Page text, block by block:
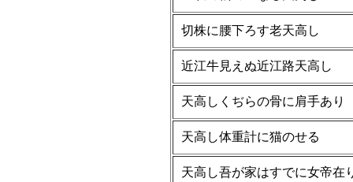
切株に腰下ろす老天高し
近江牛見えぬ近江路天高し
天高しくぢらの骨に肩手あり
天高し体重計に猫のせる
天高し吾が家はすでに女帝在